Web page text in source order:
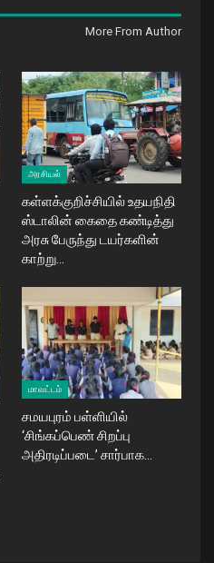
More From Author
அரசியல்
கள்ளக்குறிச்சியில் உதயநிதி
ஸ்டாலின் கைதை கண்டித்து
அரசு பேருந்து டயர்களின்
காற்று…
மாவட்டம்
சமயபுரம் பள்ளியில்
‘சிங்கப்பெண் சிறப்பு
அதிரடிப்படை’ சார்பாக…